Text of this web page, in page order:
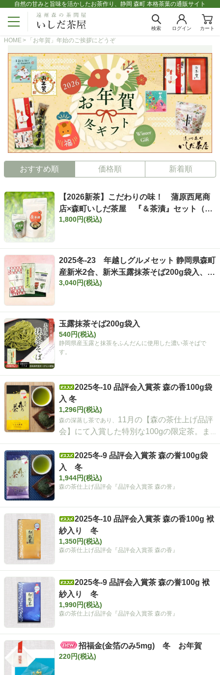
自然の甘みと旨味を活かしたお茶作り、静岡 森町 本格茶葉の通販サイト
検索 ログイン カート
HOME 「お年賀」年始のご挨拶にどうぞ
おすすめ順 価格順 新着順
【2026新茶】こだわりの味！ 蒲原西尾商
店×森町いしだ茶屋 『＆茶漬』セット（ア
ンドちゃづけ）
1,800円(税込)
2025冬-23 年越しグルメセット 静岡県森町
産新米2合、新米玉露抹茶そば200g袋入、
『＆茶漬け』セット
3,040円(税込)
玉露抹茶そば200g袋入
540円(税込)
静岡県産玉露と抹茶をふんだんに使用した濃い茶そばで
す。
2025冬-10 品評会入賞茶 森の香100g袋
入 冬
1,296円(税込)
森の深蒸し茶であり、 11月の【森の茶仕上げ品評
会】にて入賞した特別な100gの限定茶。ま
ろやかなコクと深みのある味わいが特徴。甘
味を感じる贈り物に最適。真空窒素充填パッ
クで鮮度保持。保存方法にも配慮。
2025冬-9 品評会入賞茶 森の誉100g袋
入 冬
1,944円(税込)
森の茶仕上げ品評会『品評会入賞茶 森の誉』
2025冬-10 品評会入賞茶 森の香100g 袱
紗入り 冬
1,350円(税込)
森の茶仕上げ品評会『品評会入賞茶 森の香』
2025冬-9 品評会入賞茶 森の誉100g 袱
紗入り 冬
1,990円(税込)
森の茶仕上げ品評会『品評会入賞茶 森の誉』
招福金(金箔のみ5mg) 冬 お年賀
220円(税込)